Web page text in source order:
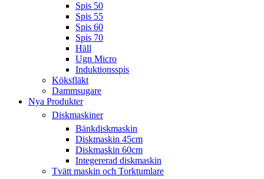
Spis 50
Spis 55
Spis 60
Spis 70
Häll
Ugn Micro
Induktionsspis
Köksfläkt
Dammsugare
Nya Produkter
Diskmaskiner
Bänkdiskmaskin
Diskmaskin 45cm
Diskmaskin 60cm
Integererad diskmaskin
Tvätt maskin och Torktumlare